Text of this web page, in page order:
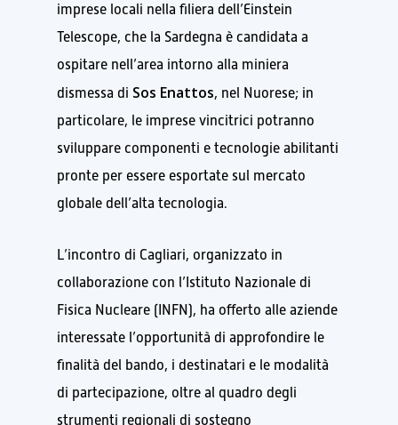
imprese locali nella filiera dell’Einstein
Telescope, che la Sardegna è candidata a
ospitare nell’area intorno alla miniera
dismessa di Sos Enattos, nel Nuorese; in
particolare, le imprese vincitrici potranno
sviluppare componenti e tecnologie abilitanti
pronte per essere esportate sul mercato
globale dell’alta tecnologia.
L’incontro di Cagliari, organizzato in
collaborazione con l’Istituto Nazionale di
Fisica Nucleare (INFN), ha offerto alle aziende
interessate l’opportunità di approfondire le
finalità del bando, i destinatari e le modalità
di partecipazione, oltre al quadro degli
strumenti regionali di sostegno